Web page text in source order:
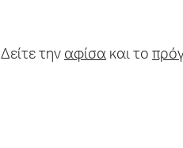
Δείτε την αφίσα και το